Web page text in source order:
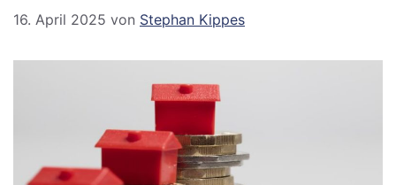
16. April 2025 von Stephan Kippes